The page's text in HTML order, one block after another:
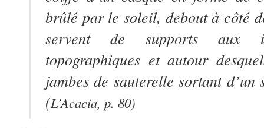
brûlé par le soleil, debout à côté
servent de supports aux
topographiques et autour
jambes de sauterelle sortant
(L’Acacia, p. 80)